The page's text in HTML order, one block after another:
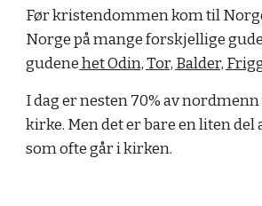
Før kristendommen kom til
Norge på mange forskjellige
gudenehet Odin, Tor, Balder,
I dag er nesten 70% av
kirke. Men det er bare en liten
som ofte går i kirken.